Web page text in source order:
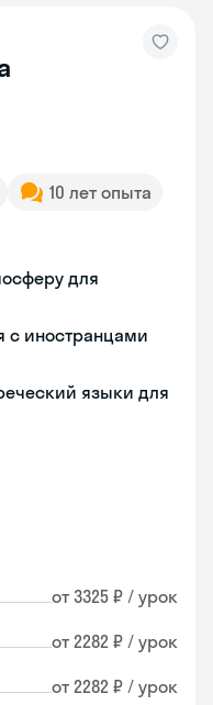
10 лет опыта
для
с иностранцами
языки для
от 3325 ₽ / урок
от 2282 ₽ / урок
от 2282 ₽ / урок